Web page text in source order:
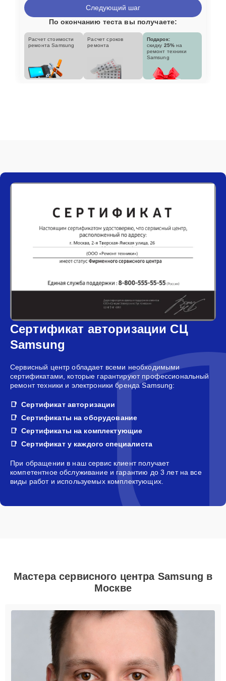
Следующий шаг
По окончанию теста вы получаете:
Расчет стоимости
ремонта Samsung
Расчет сроков
ремонта
Подарок:
скидку 25% на
ремонт техники
Samsung
Сертификат авторизации СЦ
Samsung
Сервисный центр обладает всеми необходимыми
сертификатами, которые гарантируют профессиональный
ремонт техники и электроники бренда Samsung:
Сертификат авторизации
Сертификаты на оборудование
Сертификаты на комплектующие
Сертификат у каждого специалиста
При обращении в наш сервис клиент получает
компетентное обслуживание и гарантию до 3 лет на все
виды работ и используемых комплектующих.
Мастера сервисного центра Samsung в
Москве